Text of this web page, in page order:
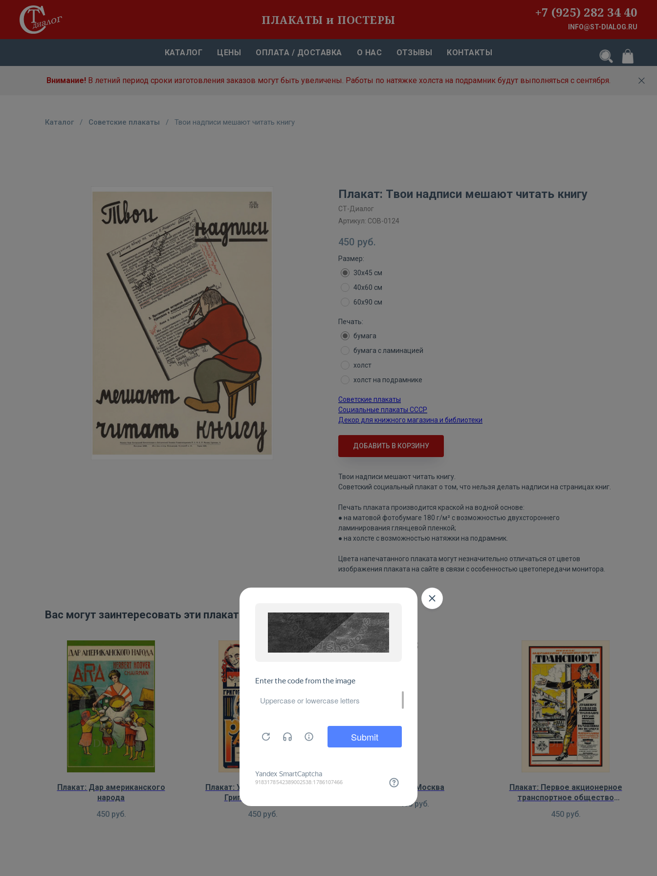
ПЛАКАТЫ и ПОСТЕРЫ +7 (925) 282 34 40
INFO@ST-DIALOG.RU
КАТАЛОГ ЦЕНЫ ОПЛАТА / ДОСТАВКА О НАС ОТЗЫВЫ КОНТАКТЫ
Внимание! В летний период сроки изготовления заказов могут быть увеличены. Работы по натяжке холста на подрамник будут выполняться с сентября.
Каталог / Советские плакаты / Твои надписи мешают читать книгу
Плакат: Твои надписи мешают читать книгу
СТ-Диалог
Артикул: СОВ-0124
450 руб.
Размер:
30х45 см
40х60 см
60х90 см
Печать:
бумага
бумага с ламинацией
холст
холст на подрамнике
Советские плакаты
Социальные плакаты СССР
Декор для книжного магазина и библиотеки
ДОБАВИТЬ В КОРЗИНУ
Твои надписи мешают читать книгу.
Советский социальный плакат о том, что нельзя делать надписи на страницах книг.
Печать плаката производится краской на водной основе:
● на матовой фотобумаге 180 г/м² с возможностью двухстороннего
ламинирования глянцевой пленкой;
● на холсте с возможностью натяжки на подрамник.
Цвета напечатанного плаката могут незначительно отличаться от цветов
изображения плаката на сайте в связи с особенностью цветопередачи монитора.
Вас могут заинтересовать эти плакаты:
Плакат: Дар американского
народа
450 руб.
Плакат: Убийство и похороны
Григория Распутина
450 руб.
Плакат: Москва
450 руб.
Плакат: Первое акционерное
транспортное общество
450 руб.